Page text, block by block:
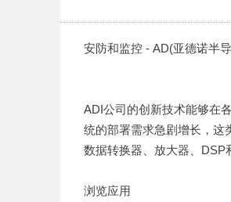
安防和监控 - AD(亚德诺半
ADI公司的创新技术能够在
统的部署需求急剧增长，这
数据转换器、放大器、DSP
浏览应用